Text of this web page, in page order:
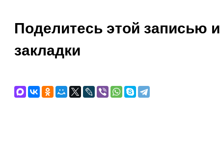
Поделитесь этой записью
закладки